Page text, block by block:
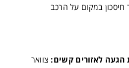
במקום על הרכב
הגעה לאזורים קשים: צוואר